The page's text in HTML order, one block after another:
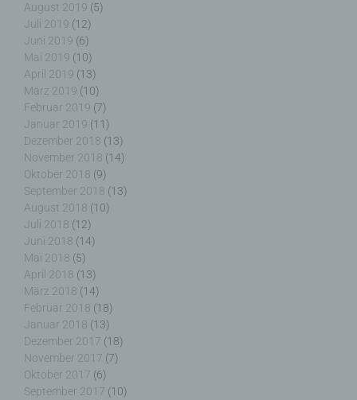
August 2019 (5)
Juli 2019 (12)
Juni 2019 (6)
Mai 2019 (10)
April 2019 (13)
März 2019 (10)
Februar 2019 (7)
Januar 2019 (11)
Dezember 2018 (13)
November 2018 (14)
Oktober 2018 (9)
September 2018 (13)
August 2018 (10)
Juli 2018 (12)
Juni 2018 (14)
Mai 2018 (5)
April 2018 (13)
März 2018 (14)
Februar 2018 (18)
Januar 2018 (13)
Dezember 2017 (18)
November 2017 (7)
Oktober 2017 (6)
September 2017 (10)
Durch den Einsatz von Cookies kann den Nutzern
dieser Internetseite nutzerfreundlichere Services
bereitstellen, die ohne die Cookie-Setzung nicht
möglich wären.
Mittels eines Cookies können die Informationen
und Angebote auf unserer Internetseite im Sinne
des Benutzers optimiert werden. Cookies
ermöglichen uns, wie bereits erwähnt, die
Benutzer unserer Internetseite wiederzuerkennen.
Zweck dieser Wiedererkennung ist es, den
Nutzern die Verwendung unserer Internetseite zu
erleichtern. Der Benutzer einer Internetseite, die
Cookies verwendet, muss beispielsweise nicht bei
jedem Besuch der Internetseite erneut seine
Zugangsdaten eingeben, weil dies von der
Internetseite und dem auf dem Computersystem
des Benutzers abgelegten Cookie übernommen
wird. Ein weiteres Beispiel ist das Cookie eines
Warenkorbes im Online-Shop. Der Online-Shop
merkt sich die Artikel, die ein Kunde in den
virtuellen Warenkorb gelegt hat, über ein Cookie.